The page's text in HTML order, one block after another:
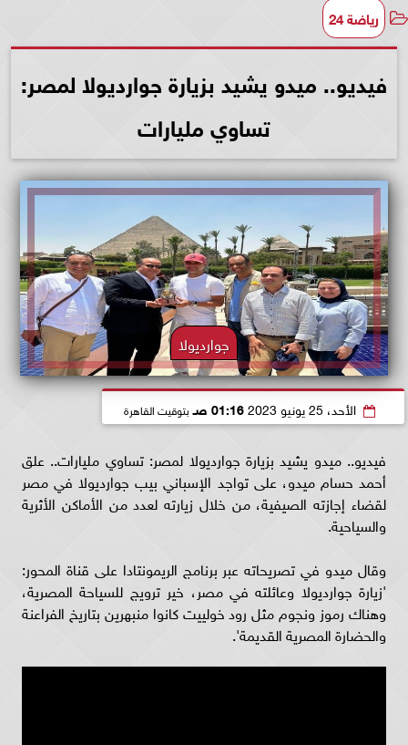
رياضة 24
فيديو.. ميدو يشيد بزيارة جوارديولا لمصر:
تساوي مليارات
جوارديولا
الأحد، 25 يونيو 2023 01:16 صـ بتوقيت القاهرة
فيديو.. ميدو يشيد بزيارة جوارديولا لمصر: تساوي مليارات.. علق
أحمد حسام ميدو، على تواجد الإسباني بيب جوارديولا في مصر
لقضاء إجازته الصيفية، من خلال زيارته لعدد من الأماكن الأثرية
والسياحية.
وقال ميدو في تصريحاته عبر برنامج الريمونتادا على قناة المحور:
'زيارة جوارديولا وعائلته في مصر، خير ترويج للسياحة المصرية،
وهناك رموز ونجوم مثل رود خولييت كانوا منبهرين بتاريخ الفراعنة
والحضارة المصرية القديمة'.